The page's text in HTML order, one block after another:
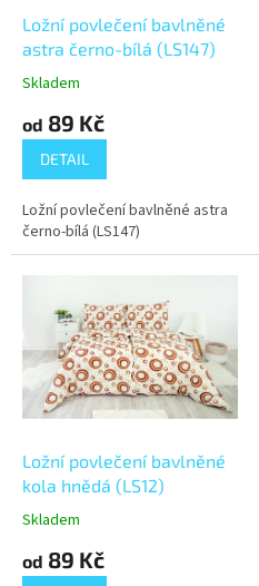
Ložní povlečení bavlněné
astra černo-bílá (LS147)
Skladem
od 89 Kč
DETAIL
Ložní povlečení bavlněné astra
černo-bílá (LS147)
Ložní povlečení bavlněné
kola hnědá (LS12)
Skladem
od 89 Kč